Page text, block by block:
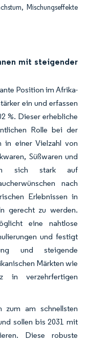
Mischungseffekte
mit steigender
Position im Afrika-
ein und erfassen
%. Dieser erhebliche
Rolle bei der
in einer Vielzahl von
Süßwaren und
sich stark auf
nach
Erlebnissen in
gerecht zu werden.
eine nahtlose
und festigt
und steigende
Märkten wie
in verzehrfertigen
zum am schnellsten
sollen bis 2031 mit
Diese robuste